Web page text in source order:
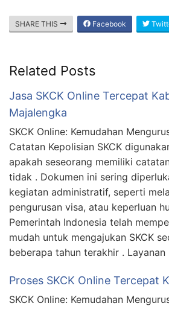
SHARE THIS Facebook
Related Posts
Jasa SKCK Online Tercepat
Majalengka
SKCK Online: Kemudahan
Catatan Kepolisian SKCK
apakah seseorang memiliki
tidak . Dokumen ini sering
kegiatan administratif, seperti
pengurusan visa, atau keperluan
Pemerintah Indonesia telah
mudah untuk mengajukan SKCK
beberapa tahun terakhir .
Proses SKCK Online Tercepat
SKCK Online: Kemudahan